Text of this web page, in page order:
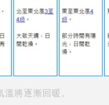
將逐漸回暖。